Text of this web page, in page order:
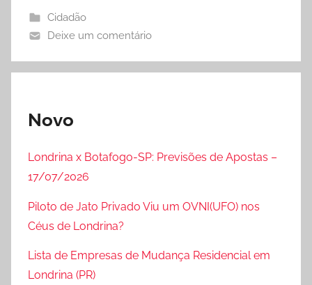
Cidadão
Deixe um comentário
Novo
Londrina x Botafogo-SP: Previsões de Apostas –
17/07/2026
Piloto de Jato Privado Viu um OVNI(UFO) nos
Céus de Londrina?
Lista de Empresas de Mudança Residencial em
Londrina (PR)